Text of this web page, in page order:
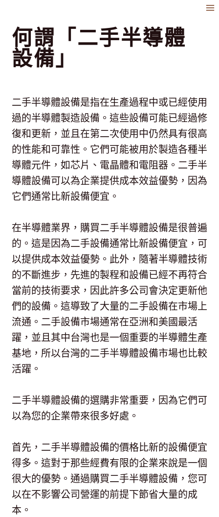
何謂「二手半導體
設備」
二手半導體設備是指在生產過程中或已經使用
過的半導體製造設備。這些設備可能已經過修
復和更新，並且在第二次使用中仍然具有很高
的性能和可靠性。它們可能被用於製造各種半
導體元件，如芯片、電晶體和電阻器。二手半
導體設備可以為企業提供成本效益優勢，因為
它們通常比新設備便宜。
在半導體業界，購買二手半導體設備是很普遍
的。這是因為二手設備通常比新設備便宜，可
以提供成本效益優勢。此外，隨著半導體技術
的不斷進步，先進的製程和設備已經不再符合
當前的技術要求，因此許多公司會決定更新他
們的設備。這導致了大量的二手設備在市場上
流通。二手設備市場通常在亞洲和美國最活
躍，並且其中台灣也是一個重要的半導體生產
基地，所以台灣的二手半導體設備市場也比較
活躍。
二手半導體設備的選購非常重要，因為它們可
以為您的企業帶來很多好處。
首先，二手半導體設備的價格比新的設備便宜
得多。這對于那些經費有限的企業來說是一個
很大的優勢。通過購買二手半導體設備，您可
以在不影響公司營運的前提下節省大量的成
本。